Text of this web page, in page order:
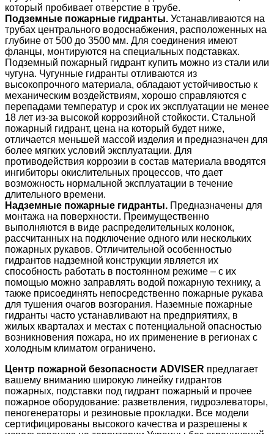
который пробивает отверстие в трубе.
Подземные пожарные гидранты. Устанавливаются на
трубах центрального водоснабжения, расположенных на
глубине от 500 до 3500 мм. Для соединения имеют
фланцы, монтируются на специальных подставках.
Подземный пожарный гидрант купить можно из стали или
чугуна. Чугунные гидранты отливаются из
высокопрочного материала, обладают устойчивостью к
механическим воздействиям, хорошо справляются с
перепадами температур и срок их эксплуатации не менее
18 лет из-за высокой коррозийной стойкости. Стальной
пожарный гидрант, цена на который будет ниже,
отличается меньшей массой изделия и предназначен для
более мягких условий эксплуатации. Для
противодействия коррозии в состав материала вводятся
ингибиторы окислительных процессов, что дает
возможность нормальной эксплуатации в течение
длительного времени.
Надземные пожарные гидранты. Предназначены для
монтажа на поверхности. Преимущественно
выполняются в виде распределительных колонок,
рассчитанных на подключение одного или нескольких
пожарных рукавов. Отличительной особенностью
гидрантов надземной конструкции является их
способность работать в постоянном режиме – с их
помощью можно заправлять водой пожарную технику, а
также присоединять непосредственно пожарные рукава
для тушения очагов возгорания. Наземные пожарные
гидранты часто устанавливают на предприятиях, в
жилых кварталах и местах с потенциальной опасностью
возникновения пожара, но их применение в регионах с
холодным климатом ограничено.
Центр пожарной безопасности ADVISER предлагает
вашему вниманию широкую линейку гидрантов
пожарных, подставки под гидрант пожарный и прочее
пожарное оборудование: разветвления, гидроэлеваторы,
пеногенераторы и резиновые прокладки. Все модели
сертифицированы высокого качества и разрешены к